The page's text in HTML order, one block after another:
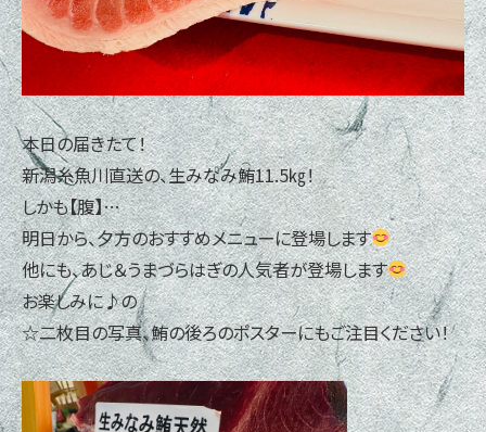
本日の届きたて！
新潟糸魚川直送の、生みなみ鮪11.5㎏！
しかも【腹】…
明日から、夕方のおすすめメニューに登場します
他にも、あじ＆うまづらはぎの人気者が登場します
お楽しみに♪の
☆二枚目の写真、鮪の後ろのポスターにもご注目ください！